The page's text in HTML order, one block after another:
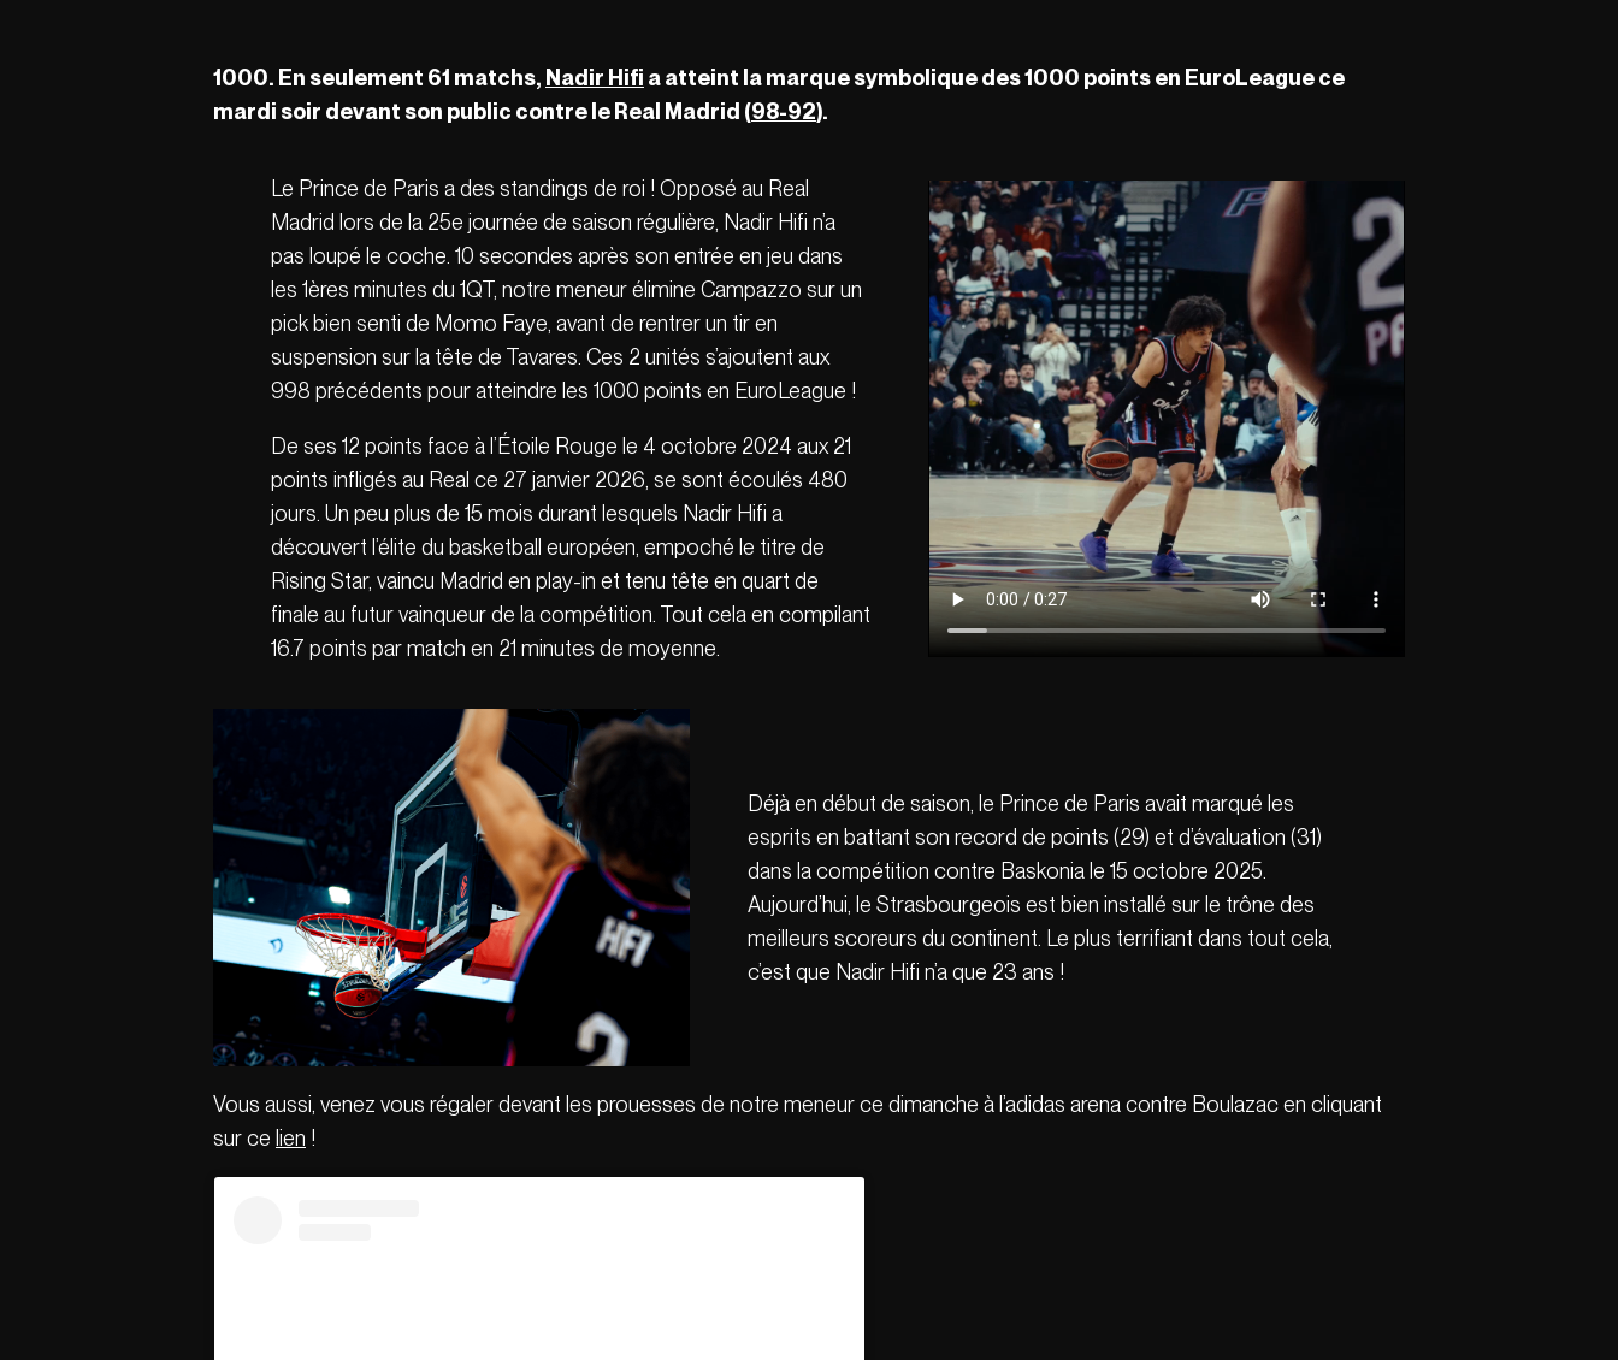
1000. En seulement 61 matchs, Nadir Hifi a atteint la marque symbolique des 1000 points en EuroLeague ce
mardi soir devant son public contre le Real Madrid (98-92).
Le Prince de Paris a des standings de roi ! Opposé au Real
Madrid lors de la 25e journée de saison régulière, Nadir Hifi n’a
pas loupé le coche. 10 secondes après son entrée en jeu dans
les 1ères minutes du 1QT, notre meneur élimine Campazzo sur un
pick bien senti de Momo Faye, avant de rentrer un tir en
suspension sur la tête de Tavares. Ces 2 unités s’ajoutent aux
998 précédents pour atteindre les 1000 points en EuroLeague !
De ses 12 points face à l’Étoile Rouge le 4 octobre 2024 aux 21
points infligés au Real ce 27 janvier 2026, se sont écoulés 480
jours. Un peu plus de 15 mois durant lesquels Nadir Hifi a
découvert l’élite du basketball européen, empoché le titre de
Rising Star, vaincu Madrid en play-in et tenu tête en quart de
finale au futur vainqueur de la compétition. Tout cela en compilant
16.7 points par match en 21 minutes de moyenne.
Déjà en début de saison, le Prince de Paris avait marqué les
esprits en battant son record de points (29) et d’évaluation (31)
dans la compétition contre Baskonia le 15 octobre 2025.
Aujourd’hui, le Strasbourgeois est bien installé sur le trône des
meilleurs scoreurs du continent. Le plus terrifiant dans tout cela,
c’est que Nadir Hifi n’a que 23 ans !
Vous aussi, venez vous régaler devant les prouesses de notre meneur ce dimanche à l’adidas arena contre Boulazac en cliquant
sur ce lien !